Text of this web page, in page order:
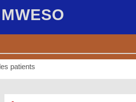
patients